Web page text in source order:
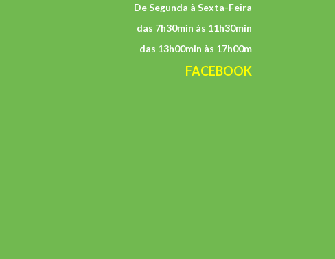
De Segunda à Sexta-Feira
das 7h30min às 11h30min
das 13h00min às 17h00m
FACEBOOK